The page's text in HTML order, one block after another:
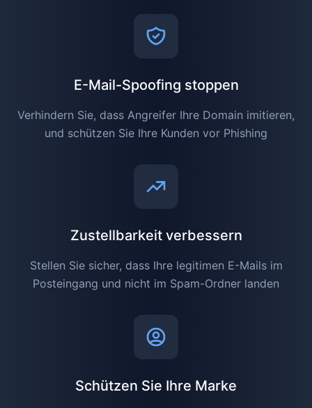
E-Mail-Spoofing stoppen
Verhindern Sie, dass Angreifer Ihre Domain imitieren,
und schützen Sie Ihre Kunden vor Phishing
Zustellbarkeit verbessern
Stellen Sie sicher, dass Ihre legitimen E-Mails im
Posteingang und nicht im Spam-Ordner landen
Schützen Sie Ihre Marke